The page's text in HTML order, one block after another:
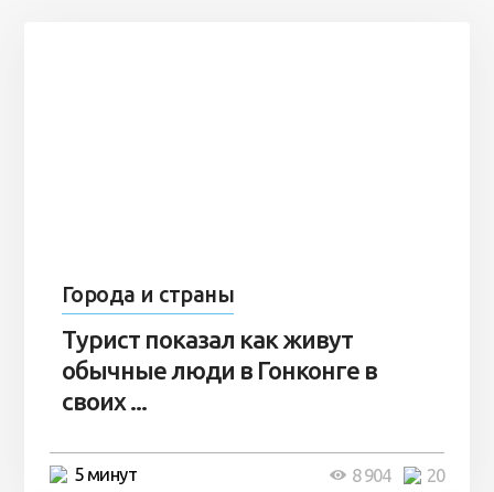
Города и страны
Турист показал как живут
обычные люди в Гонконге в
своих ...
5 минут 20
8 904